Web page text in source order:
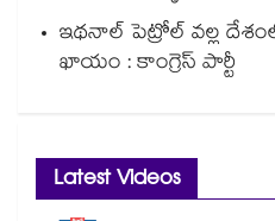
ఇథనాల్ పెట్రోల్ వల్ల
ఖాయం : కాంగ్రెస్ పార్టీ
Latest Videos